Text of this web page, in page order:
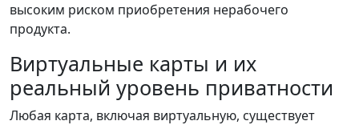
высоким риском приобретения нерабочего
продукта.
Виртуальные карты и их
реальный уровень приватности
Любая карта, включая виртуальную, существует